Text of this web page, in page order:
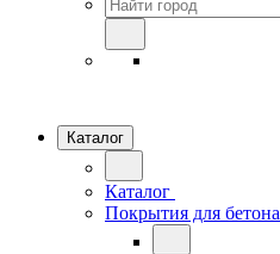
Каталог
Каталог
Покрытия для бетона